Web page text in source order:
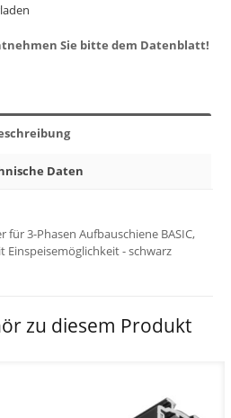
Sie bitte dem Datenblatt!
Daten
für 3-Phasen Aufbauschiene BASIC,
Einspeisemöglichkeit - schwarz
zu diesem Produkt